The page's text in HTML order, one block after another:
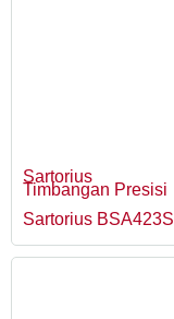
Sartorius
Timbangan Presisi
Sartorius BSA423S